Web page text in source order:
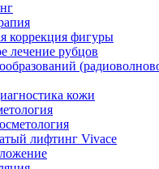
коррекция фигуры
лечение рубцов
кожи
лифтинг Vivace